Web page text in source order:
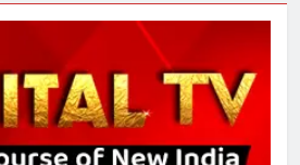
उत्तर प्रदेश में गांवों में बढ़ेंगी सुविधाएं: 67%
बढ़ा पंचायतों का बजट